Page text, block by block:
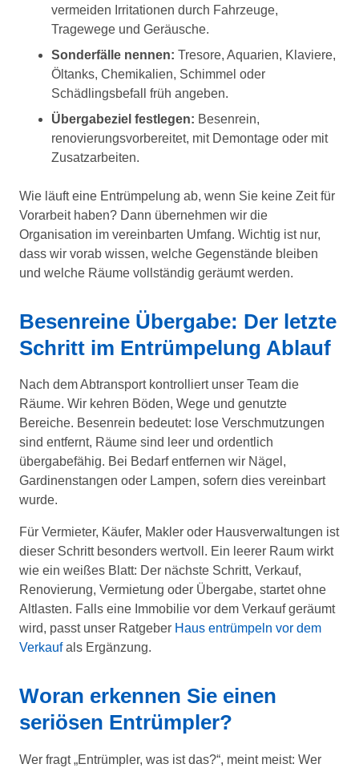
vermeiden Irritationen durch Fahrzeuge,
Tragewege und Geräusche.
Sonderfälle nennen: Tresore, Aquarien, Klaviere,
Öltanks, Chemikalien, Schimmel oder
Schädlingsbefall früh angeben.
Übergabeziel festlegen: Besenrein,
renovierungsvorbereitet, mit Demontage oder mit
Zusatzarbeiten.
Wie läuft eine Entrümpelung ab, wenn Sie keine Zeit für
Vorarbeit haben? Dann übernehmen wir die
Organisation im vereinbarten Umfang. Wichtig ist nur,
dass wir vorab wissen, welche Gegenstände bleiben
und welche Räume vollständig geräumt werden.
Besenreine Übergabe: Der letzte
Schritt im Entrümpelung Ablauf
Nach dem Abtransport kontrolliert unser Team die
Räume. Wir kehren Böden, Wege und genutzte
Bereiche. Besenrein bedeutet: lose Verschmutzungen
sind entfernt, Räume sind leer und ordentlich
übergabefähig. Bei Bedarf entfernen wir Nägel,
Gardinenstangen oder Lampen, sofern dies vereinbart
wurde.
Für Vermieter, Käufer, Makler oder Hausverwaltungen ist
dieser Schritt besonders wertvoll. Ein leerer Raum wirkt
wie ein weißes Blatt: Der nächste Schritt, Verkauf,
Renovierung, Vermietung oder Übergabe, startet ohne
Altlasten. Falls eine Immobilie vor dem Verkauf geräumt
wird, passt unser Ratgeber Haus entrümpeln vor dem
Verkaufals Ergänzung.
Woran erkennen Sie einen
seriösen Entrümpler?
Wer fragt „Entrümpler, was ist das?“, meint meist: Wer